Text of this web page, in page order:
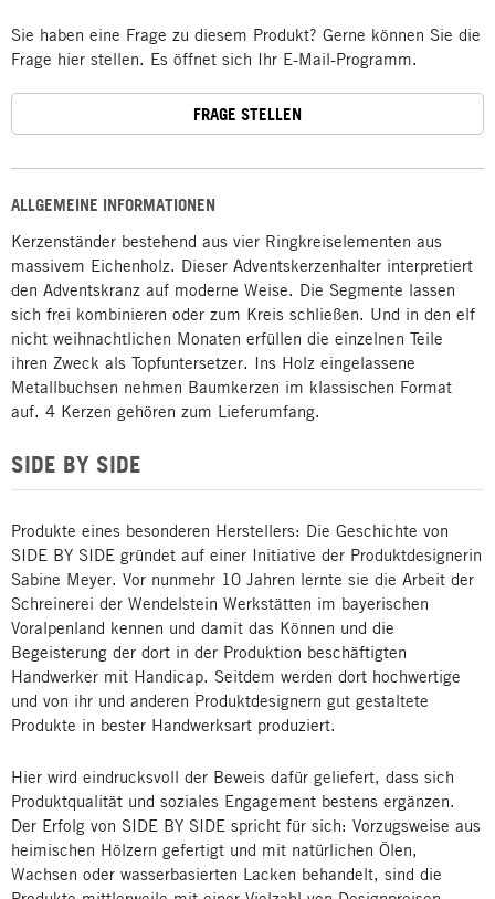
ALLGEMEINE INFORMATIONEN
Kerzenständer bestehend aus vier Ringkreiselementen aus
massivem Eichenholz. Dieser Adventskerzenhalter interpretiert
den Adventskranz auf moderne Weise. Die Segmente lassen
sich frei kombinieren oder zum Kreis schließen. Und in den elf
nicht weihnachtlichen Monaten erfüllen die einzelnen Teile
ihren Zweck als Topfuntersetzer. Ins Holz eingelassene
Metallbuchsen nehmen Baumkerzen im klassischen Format
auf. 4 Kerzen gehören zum Lieferumfang.
SIDE BY SIDE
Produkte eines besonderen Herstellers: Die Geschichte von
SIDE BY SIDE gründet auf einer Initiative der Produktdesignerin
Sabine Meyer. Vor nunmehr 10 Jahren lernte sie die Arbeit der
Schreinerei der Wendelstein Werkstätten im bayerischen
Voralpenland kennen und damit das Können und die
Begeisterung der dort in der Produktion beschäftigten
Handwerker mit Handicap. Seitdem werden dort hochwertige
und von ihr und anderen Produktdesignern gut gestaltete
Produkte in bester Handwerksart produziert.
Hier wird eindrucksvoll der Beweis dafür geliefert, dass sich
Produktqualität und soziales Engagement bestens ergänzen.
Der Erfolg von SIDE BY SIDE spricht für sich: Vorzugsweise aus
heimischen Hölzern gefertigt und mit natürlichen Ölen,
Wachsen oder wasserbasierten Lacken behandelt, sind die
Sie haben eine Frage zu diesem Produkt? Gerne können Sie die
Frage hier stellen. Es öffnet sich Ihr E-Mail-Programm.
FRAGE STELLEN